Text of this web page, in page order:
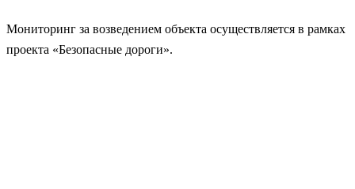
Мониторинг за возведением объекта осуществляется в рамках
проекта «Безопасные дороги».